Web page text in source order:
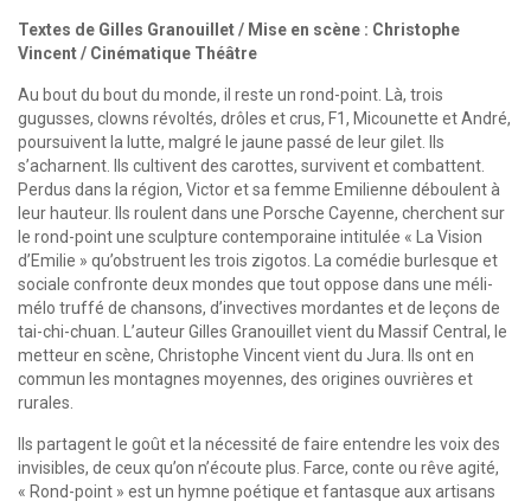
Textes de Gilles Granouillet / Mise en scène : Christophe
Vincent / Cinématique Théâtre
Au bout du bout du monde, il reste un rond-point. Là, trois
gugusses, clowns révoltés, drôles et crus, F1, Micounette et André,
poursuivent la lutte, malgré le jaune passé de leur gilet. Ils
s’acharnent. Ils cultivent des carottes, survivent et combattent.
Perdus dans la région, Victor et sa femme Emilienne déboulent à
leur hauteur. Ils roulent dans une Porsche Cayenne, cherchent sur
le rond-point une sculpture contemporaine intitulée « La Vision
d’Emilie » qu’obstruent les trois zigotos. La comédie burlesque et
sociale confronte deux mondes que tout oppose dans une méli-
mélo truffé de chansons, d’invectives mordantes et de leçons de
tai-chi-chuan. L’auteur Gilles Granouillet vient du Massif Central, le
metteur en scène, Christophe Vincent vient du Jura. Ils ont en
commun les montagnes moyennes, des origines ouvrières et
rurales.
Ils partagent le goût et la nécessité de faire entendre les voix des
invisibles, de ceux qu’on n’écoute plus. Farce, conte ou rêve agité,
« Rond-point » est un hymne poétique et fantasque aux artisans